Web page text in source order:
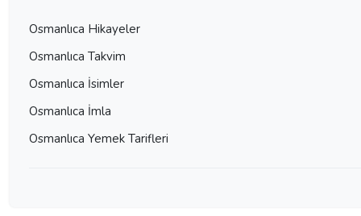
Osmanlıca Hikayeler
Osmanlıca Takvim
Osmanlıca İsimler
Osmanlıca İmla
Osmanlıca Yemek Tarifleri